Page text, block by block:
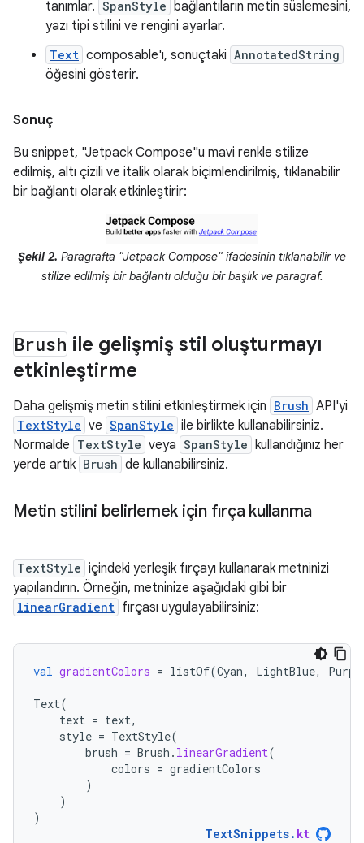
tanımlar. SpanStyle bağlantıların metin süslemesini,
yazı tipi stilini ve rengini ayarlar.
Text composable'ı, sonuçtaki AnnotatedString
öğesini gösterir.
Sonuç
Bu snippet, "Jetpack Compose"u mavi renkle stilize
edilmiş, altı çizili ve italik olarak biçimlendirilmiş, tıklanabilir
bir bağlantı olarak etkinleştirir:
Şekil 2. Paragrafta "Jetpack Compose" ifadesinin tıklanabilir ve
stilize edilmiş bir bağlantı olduğu bir başlık ve paragraf.
Brush ile gelişmiş stil oluşturmayı
etkinleştirme
Daha gelişmiş metin stilini etkinleştirmek için Brush API'yi
TextStyle ve SpanStyle ile birlikte kullanabilirsiniz.
Normalde TextStyle veya SpanStyle kullandığınız her
yerde artık Brush de kullanabilirsiniz.
Metin stilini belirlemek için fırça kullanma
TextStyle içindeki yerleşik fırçayı kullanarak metninizi
yapılandırın. Örneğin, metninize aşağıdaki gibi bir
linearGradient fırçası uygulayabilirsiniz:
val gradientColors = listOf(Cyan, LightBlue,
Text(
text = text,
style = TextStyle(
brush = Brush . linearGradient(
colors = gradientColors
)
)
)
TextSnippets. kt